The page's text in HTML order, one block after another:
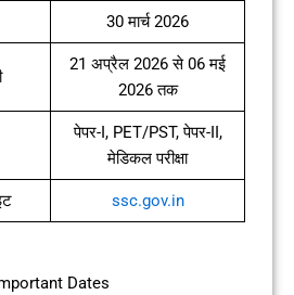
30 मार्च 2026
21 अप्रैल 2026 से 06 मई
2026 तक
पेपर-I, PET/PST, पेपर-II,
मेडिकल परीक्षा
ssc.gov.in
Dates